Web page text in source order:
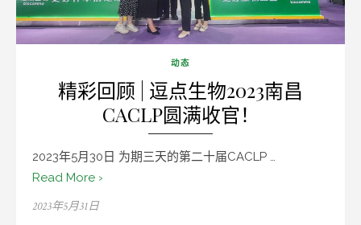
动态
精彩回顾 | 逗点生物2023南昌
CACLP圆满收官！
2023年5月30日 为期三天的第二十届CACLP …
Read More ›
Posted
2023年5月31日